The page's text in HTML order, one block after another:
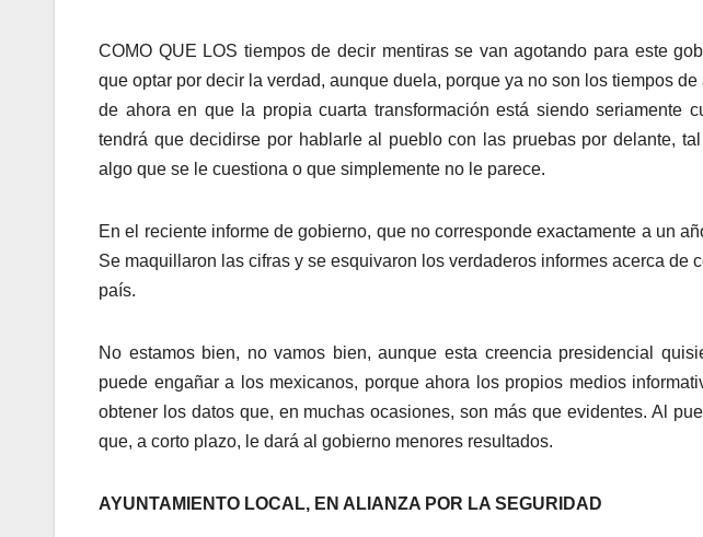
COMO QUE LOS tiempos de decir mentiras se van agotando para este
que optar por decir la verdad, aunque duela, porque ya no son los tiempos
de ahora en que la propia cuarta transformación está siendo seriamente
tendrá que decidirse por hablarle al pueblo con las pruebas por delante,
algo que se le cuestiona o que simplemente no le parece.
En el reciente informe de gobierno, que no corresponde exactamente a un
Se maquillaron las cifras y se esquivaron los verdaderos informes acerca de
país.
No estamos bien, no vamos bien, aunque esta creencia presidencial
puede engañar a los mexicanos, porque ahora los propios medios
obtener los datos que, en muchas ocasiones, son más que evidentes. Al
que, a corto plazo, le dará al gobierno menores resultados.
AYUNTAMIENTO LOCAL, EN ALIANZA POR LA SEGURIDAD